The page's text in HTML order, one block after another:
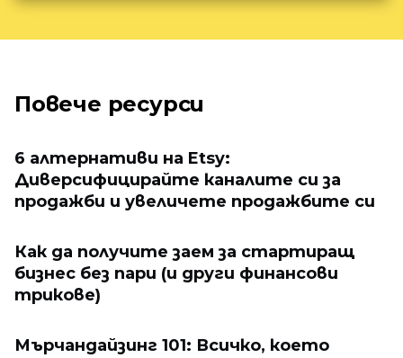
Повече ресурси
6 алтернативи на Etsy:
Диверсифицирайте каналите си за
продажби и увеличете продажбите си
Как да получите заем за стартиращ
бизнес без пари (и други финансови
трикове)
Мърчандайзинг 101: Всичко, което